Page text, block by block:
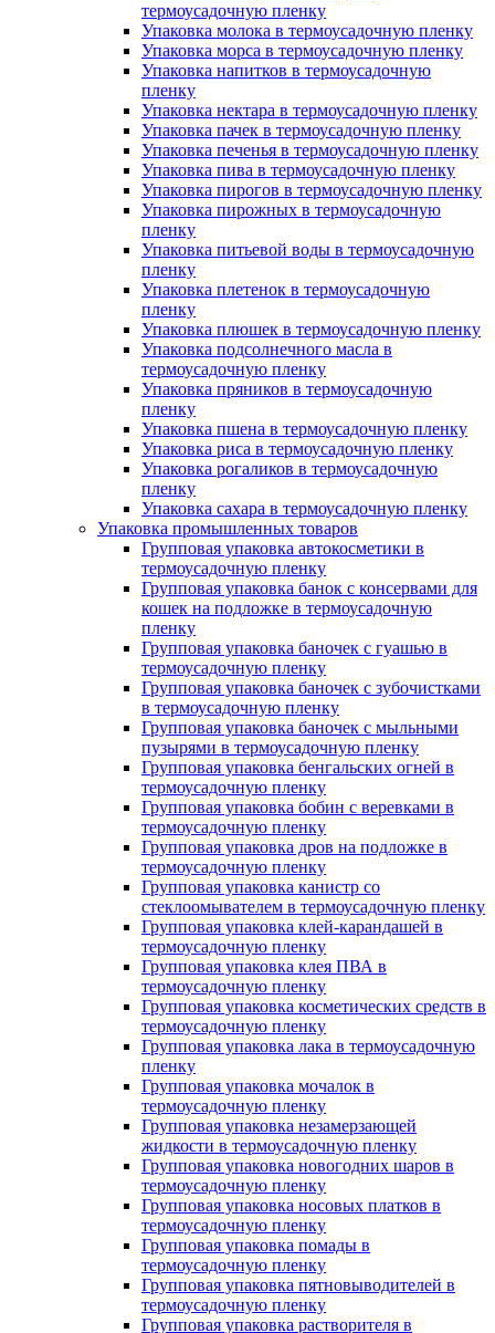
термоусадочную пленку
Упаковка молока в термоусадочную пленку
Упаковка морса в термоусадочную пленку
Упаковка напитков в термоусадочную
пленку
Упаковка нектара в термоусадочную пленку
Упаковка пачек в термоусадочную пленку
Упаковка печенья в термоусадочную пленку
Упаковка пива в термоусадочную пленку
Упаковка пирогов в термоусадочную пленку
Упаковка пирожных в термоусадочную
пленку
Упаковка питьевой воды в термоусадочную
пленку
Упаковка плетенок в термоусадочную
пленку
Упаковка плюшек в термоусадочную пленку
Упаковка подсолнечного масла в
термоусадочную пленку
Упаковка пряников в термоусадочную
пленку
Упаковка пшена в термоусадочную пленку
Упаковка риса в термоусадочную пленку
Упаковка рогаликов в термоусадочную
пленку
Упаковка сахара в термоусадочную пленку
Упаковка промышленных товаров
Групповая упаковка автокосметики в
термоусадочную пленку
Групповая упаковка банок с консервами для
кошек на подложке в термоусадочную
пленку
Групповая упаковка баночек с гуашью в
термоусадочную пленку
Групповая упаковка баночек с зубочистками
в термоусадочную пленку
Групповая упаковка баночек с мыльными
пузырями в термоусадочную пленку
Групповая упаковка бенгальских огней в
термоусадочную пленку
Групповая упаковка бобин с веревками в
термоусадочную пленку
Групповая упаковка дров на подложке в
термоусадочную пленку
Групповая упаковка канистр со
стеклоомывателем в термоусадочную пленку
Групповая упаковка клей-карандашей в
термоусадочную пленку
Групповая упаковка клея ПВА в
термоусадочную пленку
Групповая упаковка косметических средств в
термоусадочную пленку
Групповая упаковка лака в термоусадочную
пленку
Групповая упаковка мочалок в
термоусадочную пленку
Групповая упаковка незамерзающей
жидкости в термоусадочную пленку
Групповая упаковка новогодних шаров в
термоусадочную пленку
Групповая упаковка носовых платков в
термоусадочную пленку
Групповая упаковка помады в
термоусадочную пленку
Групповая упаковка пятновыводителей в
термоусадочную пленку
Групповая упаковка растворителя в